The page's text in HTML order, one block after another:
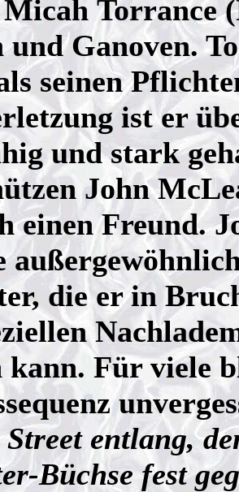
Torrance
und Ganoven.
seinen
ist er
und stark
John
einen Freund.
die er in
kann. Für viele
entlang,
Büchse fest